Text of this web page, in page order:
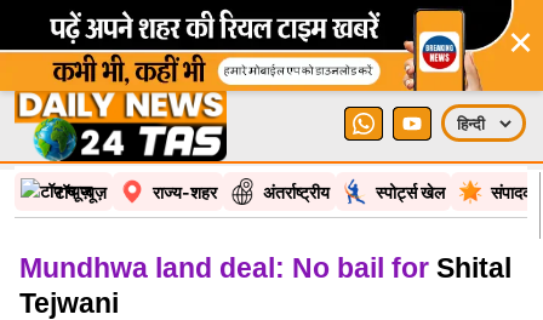
×
टॉप न्यूज़ राज्य-शहर अंतर्राष्ट्रीय स्पोर्ट्स खेल
Mundhwa land deal: No bail for Shital
Tejwani